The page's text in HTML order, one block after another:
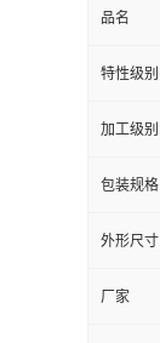
品名
特性级别
加工级别
包装规格
外形尺寸
厂家